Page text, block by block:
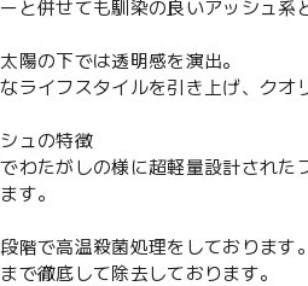
と併せても馴染の良いアッシュ
陽の下では透明感を演出。
ライフスタイルを引き上げ、クオ
ュの特徴
わたがしの様に超軽量設計され
す。
階で高温殺菌処理をしております。
で徹底して除去しております。